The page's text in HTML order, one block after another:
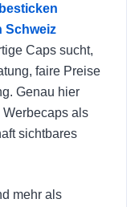
Schweiz
Caps sucht,
faire Preise
Genau hier
als
sichtbares
mehr als